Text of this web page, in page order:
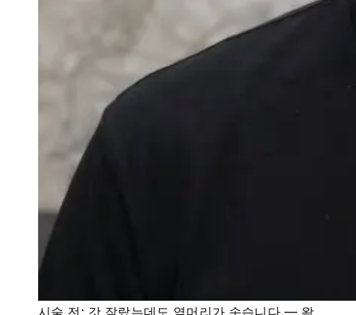
시술 전: 갓 잘랐는데도 옆머리가 솟습니다 — 왁